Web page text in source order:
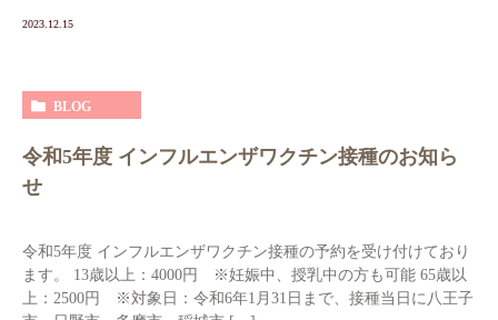
2023.12.15
BLOG
令和5年度 インフルエンザワクチン接種のお知ら
せ
令和5年度 インフルエンザワクチン接種の予約を受け付けており
ます。 13歳以上：4000円 ※妊娠中、授乳中の方も可能 65歳以
上：2500円 ※対象日：令和6年1月31日まで、接種当日に八王子